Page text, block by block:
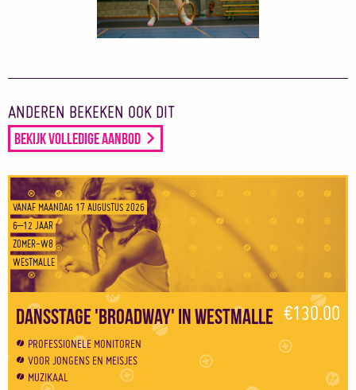
ANDEREN BEKEKEN OOK DIT
Bekijk volledige aanbod
VANAF MAANDAG 17 AUGUSTUS 2026
6–12 JAAR
ZOMER-W8
WESTMALLE
Dansstage 'Broadway' in Westmalle €130.00
PROFESSIONELE MONITOREN
VOOR JONGENS EN MEISJES
MUZIKAAL